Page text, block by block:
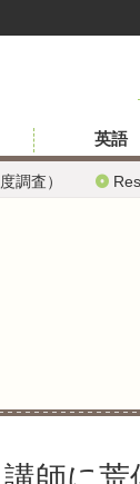
調査）
英語